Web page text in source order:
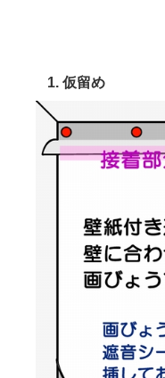
1. 仮留め